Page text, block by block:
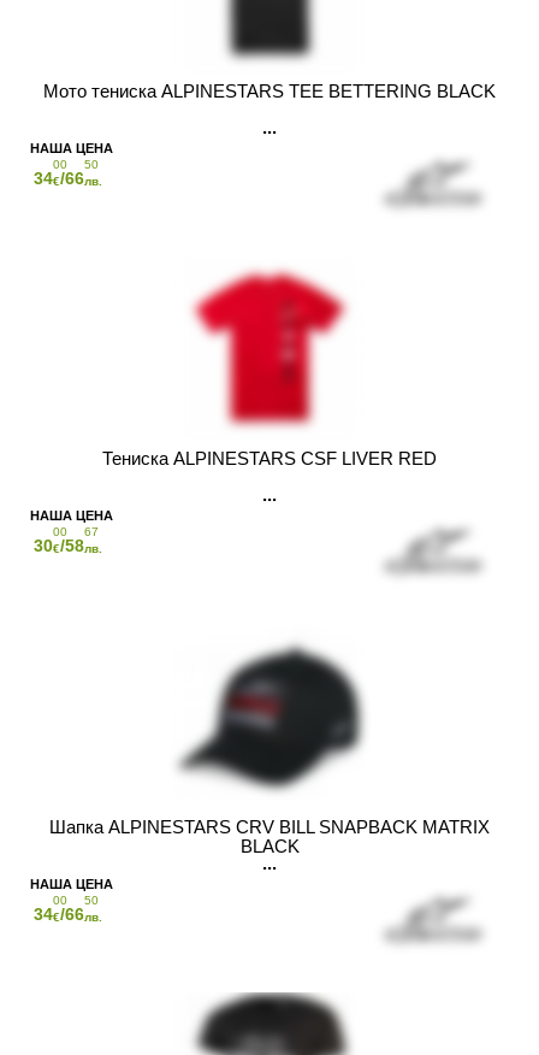
Мото тениска ALPINESTARS TEE BETTERING BLACK
34
00
€/66
50
лв.
Тениска ALPINESTARS CSF LIVER RED
30
00
€/58
67
лв.
Шапка ALPINESTARS CRV BILL SNAPBACK MATRIX
BLACK
34
00
€/66
50
лв.